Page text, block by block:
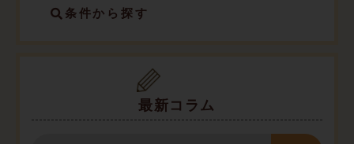
条件から探す
最新コラム